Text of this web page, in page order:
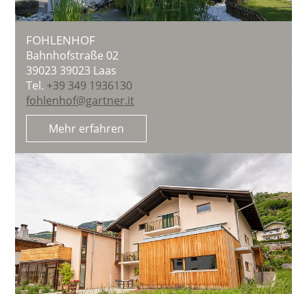
FOHLENHOF
Bahnhofstraße 02
3902339023 Laas
Tel.+39 349 1936130
fohlenhof@gartner.it
Mehr erfahren